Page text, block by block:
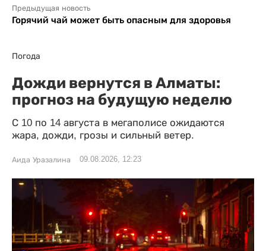
Предыдущая новость
Горячий чай может быть опасным для здоровья
Погода
Дожди вернутся в Алматы:
прогноз на будущую неделю
С 10 по 14 августа в мегаполисе ожидаются
жара, дожди, грозы и сильный ветер.
Аида Уразалина 09.08.2026, 12:23